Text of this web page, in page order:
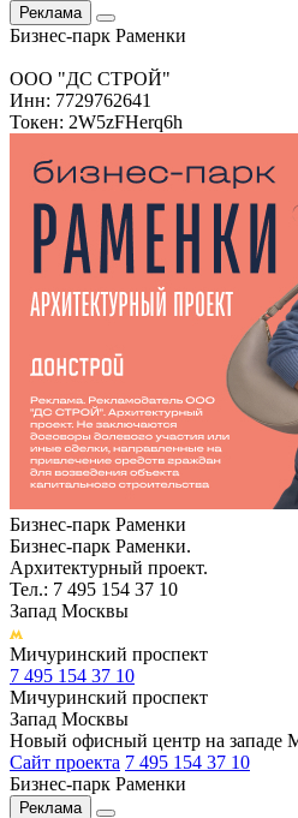
Реклама
Бизнес-парк Раменки
ООО "ДС СТРОЙ"
Инн: 7729762641
Токен: 2W5zFHerq6h
Бизнес-парк Раменки
Бизнес-парк Раменки.
Архитектурный проект.
Тел.: 7 495 154 37 10
Запад Москвы
Мичуринский проспект
7 495 154 37 10
Мичуринский проспект
Запад Москвы
Новый офисный центр на западе
Сайт проекта 7 495 154 37 10
Бизнес-парк Раменки
Реклама